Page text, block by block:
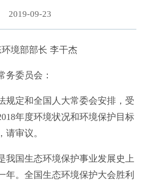
2019-09-23
境部部长 李干杰
务委员会：
定和全国人大常委会安排，受
年度环境状况和环境保护目标
请审议。
国生态环境保护事业发展史上
年。全国生态环境保护大会胜利